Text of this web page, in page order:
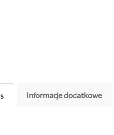
Informacje dodatkowe